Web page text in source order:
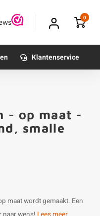
0
Klantenservice
- op maat -
smalle
maat wordt gemaakt. Een